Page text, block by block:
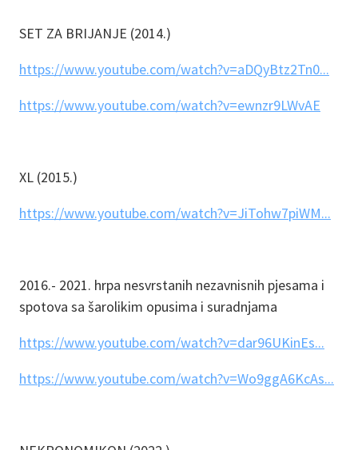
SET ZA BRIJANJE (2014.)
https://www.youtube.com/watch?v=aDQyBtz2Tn0...
https://www.youtube.com/watch?v=ewnzr9LWvAE
XL (2015.)
https://www.youtube.com/watch?v=JiTohw7piWM...
2016.- 2021. hrpa nesvrstanih nezavnisnih pjesama i
spotova sa šarolikim opusima i suradnjama
https://www.youtube.com/watch?v=dar96UKinEs...
https://www.youtube.com/watch?v=Wo9ggA6KcAs...